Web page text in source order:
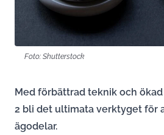
Foto: Shutterstock
Med förbättrad teknik och ökad
2 bli det ultimata verktyget för
ägodelar.